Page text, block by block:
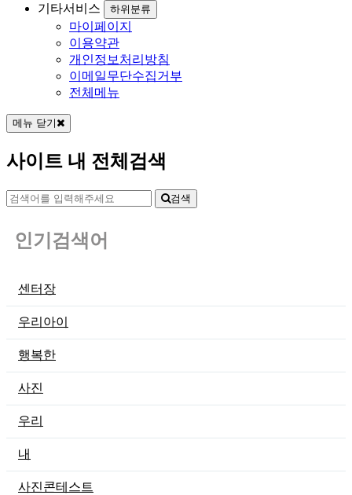
기타서비스
하위분류
마이페이지
이용약관
개인정보처리방침
이메일무단수집거부
전체메뉴
메뉴 닫기
사이트 내 전체검색
검색
인기검색어
센터장
우리아이
행복한
사진
우리
내
사진콘테스트